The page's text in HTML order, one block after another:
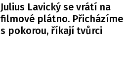
Julius Lavický se vrátí na
filmové plátno. Přicházíme
s pokorou, říkají tvůrci